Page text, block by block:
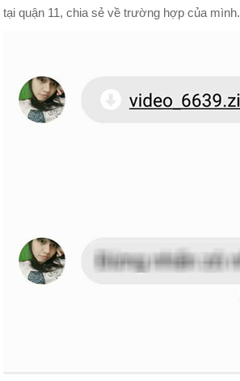
tại quận 11, chia sẻ về trường hợp của mình.